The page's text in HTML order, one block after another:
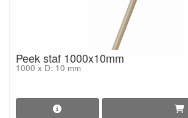
Peek staf 1000x10mm
1000 x D: 10 mm